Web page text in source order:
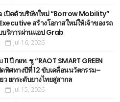
เปิดตัวบริษัทใหม่ “Borrow Mobility”
สร้างโอกาสใหม่ให้เจ้าของรถ
บริการผ่านแอป Grab
Jul 16, 2026
ปี กยท. ชู “RAOT SMART GREEN
ดทิศทางปีที่ 12 ขับเคลื่อนนวัตกรรม–
ว ยกระดับยางไทยสู่สากล
Jul 15, 2026